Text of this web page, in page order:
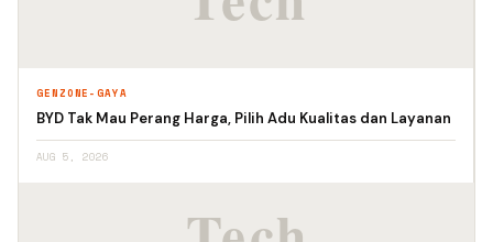
GENZONE-GAYA
BYD Tak Mau Perang Harga, Pilih Adu Kualitas dan Layanan
AUG 5, 2026